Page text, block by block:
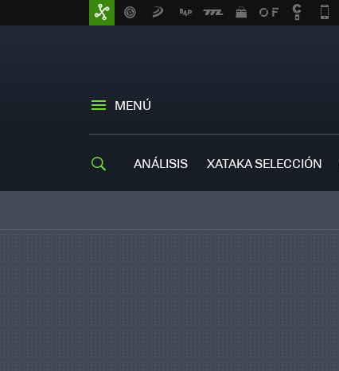
MENÚ
ANÁLISIS XATAKA SELECCIÓN